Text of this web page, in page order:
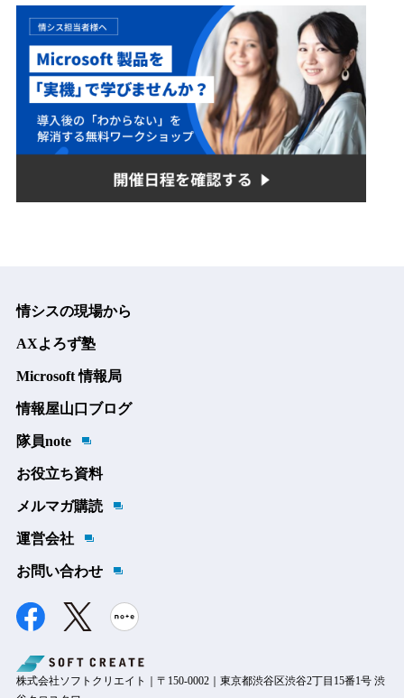
情シスの現場から
AXよろず塾
Microsoft 情報局
情報屋山口ブログ
隊員note
お役立ち資料
メルマガ購読
運営会社
お問い合わせ
株式会社ソフトクリエイト｜〒150-0002｜東京都渋谷区渋谷2丁目15番1号 渋